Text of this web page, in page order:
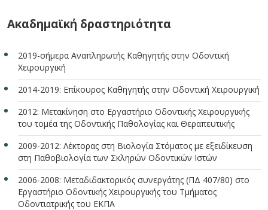
Ακαδημαϊκή δραστηριότητα
2019-σήμερα Αναπληρωτής Καθηγητής στην Οδοντική
Χειρουργική
2014-2019: Επίκουρος Καθηγητής στην Οδοντική Χειρουργική
2012: Μετακίνηση στο Εργαστήριο Οδοντικής Χειρουργικής
του τομέα της Οδοντικής Παθολογίας και Θεραπευτικής
2009-2012: Λέκτορας στη Βιολογία Στόματος με εξειδίκευση
στη Παθοβιολογία των Σκληρών Οδοντικών Ιστών
2006-2008: Μεταδιδακτορικός συνεργάτης (ΠΔ 407/80) στο
Εργαστήριο Οδοντικής Χειρουργικής του Τμήματος
Οδοντιατρικής του ΕΚΠΑ